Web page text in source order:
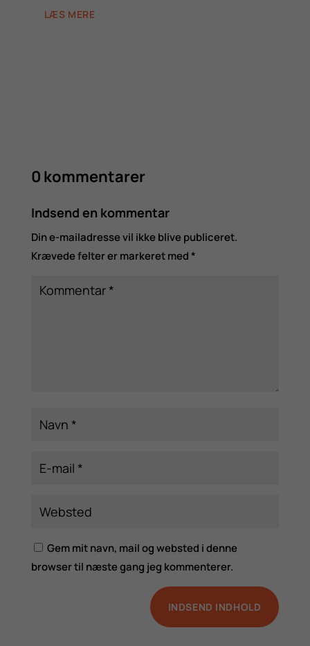
LÆS MERE
0 kommentarer
Indsend en kommentar
Din e-mailadresse vil ikke blive publiceret.
Krævede felter er markeret med*
Gem mit navn, mail og websted i denne
browser til næste gang jeg kommenterer.
INDSEND INDHOLD